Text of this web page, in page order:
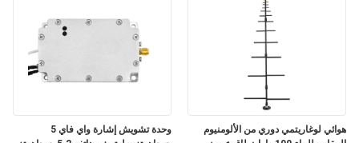
وحدة تشويش إشارة واي فاي 5
هوائي لوغاريتمي دوري من الألومنيوم